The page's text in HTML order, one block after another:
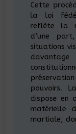
Cette
la loi
reflète la
d’une
situations
pouvoirs.
dispose en
matérielle
martiale,